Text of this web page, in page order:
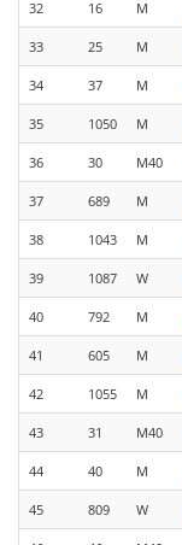
32 16 M
33 25 M
34 37 M
35 1050 M
36 30 M40
37 689 M
38 1043 M
39 1087 W
40 792 M
41 605 M
42 1055 M
43 31 M40
44 40 M
45 809 W